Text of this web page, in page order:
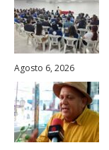
Agosto 6, 2026